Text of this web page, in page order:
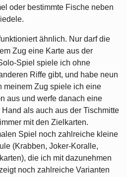
oder bestimmte Fische neben
ähnlich. Nur darf die
Zug eine Karte aus der
Spiel spiele ich ohne
Riffe gibt, und habe neun
meinem Zug spiele ich eine
aus und werfe danach eine
als auch aus der Tischmitte
mit den Zielkarten.
Spiel noch zahlreiche kleine
(Krabben, Joker-Koralle,
die ich mit dazunehmen
noch zahlreiche Varianten